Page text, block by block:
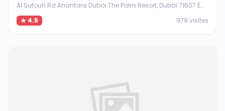
Al Sufouh Rd Anantara Dubai The Palm Resort, Dubaï 71607 Émirats arabes unis
★ 4.5
979 visites